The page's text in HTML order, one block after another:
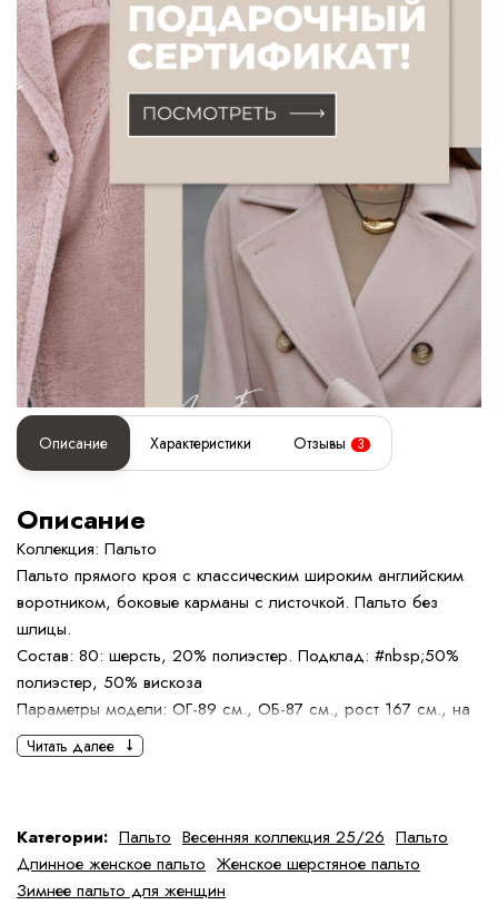
Описание Характеристики Отзывы 3
Описание
Коллекция: Пальто
Пальто прямого кроя с классическим широким английским
воротником, боковые карманы с листочкой. Пальто без
шлицы.
Состав: 80: шерсть, 20% полиэстер. Подклад: #nbsp;50%
полиэстер, 50% вискоза
Параметры модели: ОГ-89 см., ОБ-87 см., рост 167 см., на
модели размер 40
Читать далее
Категории: Пальто Весенняя коллекция 25/26 Пальто
Длинное женское пальто Женское шерстяное пальто
Зимнее пальто для женщин